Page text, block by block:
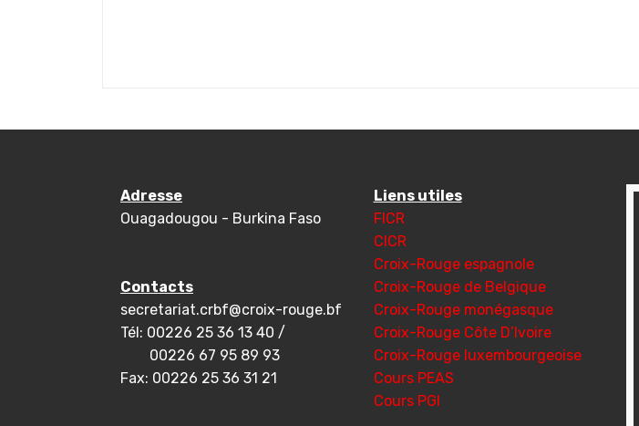
Adresse
Ouagadougou - Burkina Faso
Contacts
secretariat.crbf@croix-rouge.bf
Tél: 00226 25 36 13 40 /
00226 67 95 89 93
Fax: 00226 25 36 31 21
Liens utiles
FICR
CICR
Croix-Rouge espagnole
Croix-Rouge de Belgique
Croix-Rouge monégasque
Croix-Rouge Côte D’Ivoire
Croix-Rouge luxembourgeoise
Cours PEAS
Cours PGI